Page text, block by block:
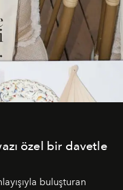
özel bir davetle
buluşturan